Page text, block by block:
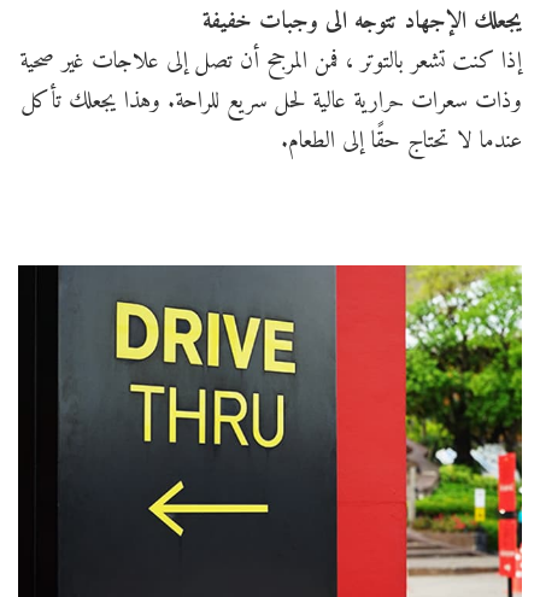
يجعلك الإجهاد تتوجه الى وجبات خفيفة
إذا كنت تشعر بالتوتر ، فمن المرجح أن تصل إلى علاجات غير صحية
وذات سعرات حرارية عالية لحل سريع للراحة. وهذا يجعلك تأكل
عندما لا تحتاج حقًا إلى الطعام.